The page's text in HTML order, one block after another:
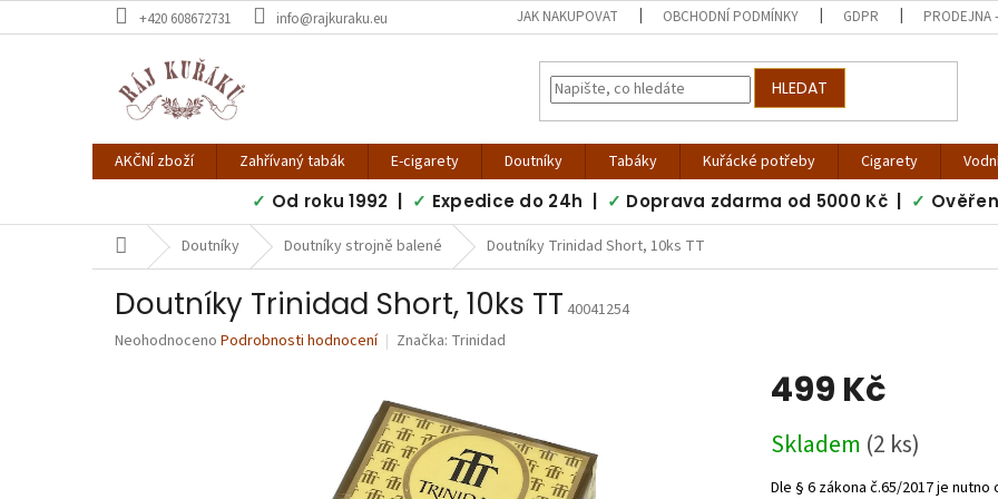
na
+420 608672731 info@rajkuraku.eu JAK NAKUPOVAT OBCHODNÍ PODMÍNKY GDPR PRODEJNA
HLEDAT
AKČNÍ zboží Zahřívaný tabák E-cigarety Doutníky Tabáky Kuřácké potřeby Cigarety
✓ Od roku 1992 | ✓ Expedice do 24h | ✓ Doprava zdarma od 5000 Kč | ✓
Domů Doutníky Doutníky strojně balené Doutníky Trinidad Short, 10ks TT
Doutníky Trinidad Short, 10ks TT 40041254
Průměrné
Neohodnoceno Podrobnosti hodnocení Značka: Trinidad
499 Kč
cena:
Skladem (2 ks)